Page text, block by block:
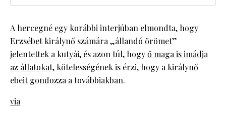
A hercegné egy korábbi interjúban elmondta, hogy
Erzsébet királynő számára „állandó örömet”
jelentettek a kutyái, és azon túl, hogyő maga is imádja
az állatokat, kötelességének is érzi, hogy a királynő
ebeit gondozza a továbbiakban.
via